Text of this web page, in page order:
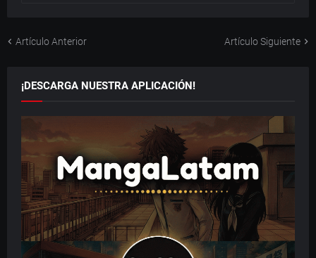
Artículo Anterior Artículo Siguiente
¡DESCARGA NUESTRA APLICACIÓN!